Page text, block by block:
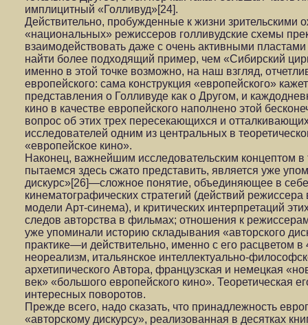
имплицитный «Голливуд»[24].
Действительно, пробужденные к жизни зрительскими
«национальных» режиссеров голливудские схемы
взаимодействовать даже с очень активными
найти более подходящий пример, чем «Сибирский
именно в этой точке возможно, на наш взгляд,
европейского: сама конструкция «европейского»
представления о Голливуде как о Другом, и
кино в качестве европейского наполнено этой
вопрос об этих трех пересекающихся и
исследователей одним из центральных в
«европейское кино».
Наконец, важнейшим исследовательским концептом
пытаемся здесь сжато представить, является уже
дискурс»[26]—сложное понятие, объединяющее в
кинематографических стратегий (действий
модели Арт-синема), и критических интерпретаций
следов авторства в фильмах; отношения к
уже упоминали историю складывания «авторского
практике—и действительно, именно с его расцветом в
неореализм, итальянское интеллектуально-
архетипического Автора, французская и немецкая
век» «большого европейского кино». Теоретическая
интересных поворотов.
Прежде всего, надо сказать, что принадлежность
«авторскому дискурсу», реализованная в десятках